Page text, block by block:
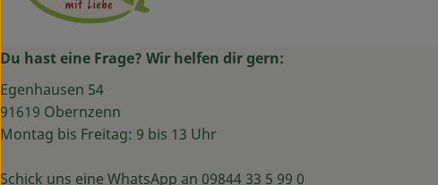
Du hast eine Frage? Wir helfen dir gern:
Egenhausen 54
91619 Obernzenn
Montag bis Freitag: 9 bis 13 Uhr
Schick uns eine WhatsApp an 09844 33 5 99 0